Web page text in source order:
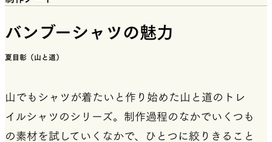
バンブーシャツの魅力
夏目彰（山と道）
山でもシャツが着たいと作り始めた山と道のトレ
イルシャツのシリーズ。制作過程のなかでいくつも
の素材を試していくなかで、ひとつに絞りきること